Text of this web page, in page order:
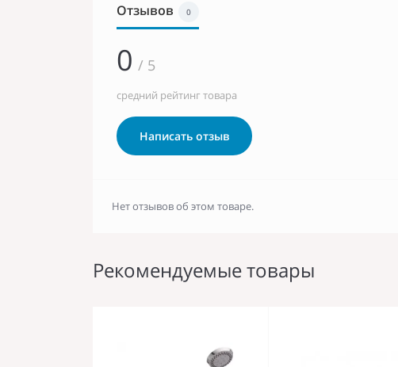
Отзывов 0
0 / 5
средний рейтинг товара
Написать отзыв
Нет отзывов об этом товаре.
Рекомендуемые товары